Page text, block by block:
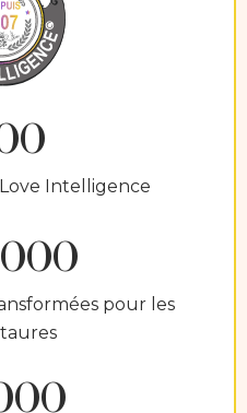
Intelligence
000
pour les